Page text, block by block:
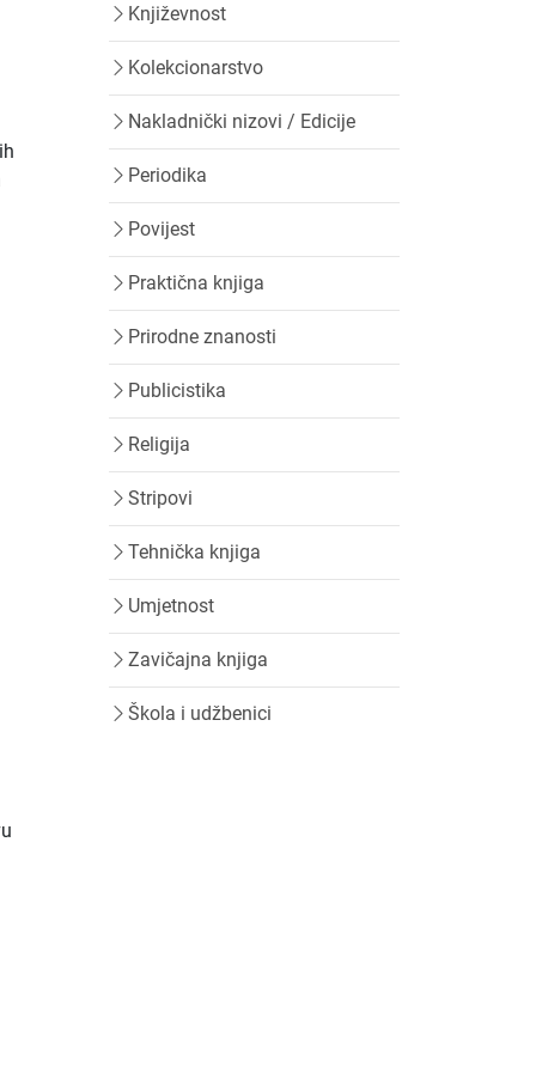
Književnost
Kolekcionarstvo
Nakladnički nizovi / Edicije
Periodika
Povijest
Praktična knjiga
Prirodne znanosti
Publicistika
Religija
Stripovi
Tehnička knjiga
Umjetnost
Zavičajna knjiga
Škola i udžbenici